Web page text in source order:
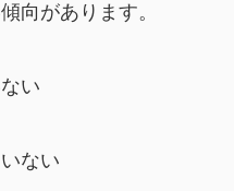
向があります。
い
ない